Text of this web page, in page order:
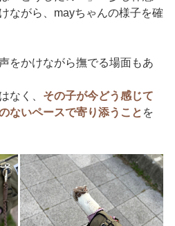
ながら、mayちゃんの様子を確
をかけながら撫でる場面もあ
なく、 その子が今どう感じて
ないペースで寄り添うこと を